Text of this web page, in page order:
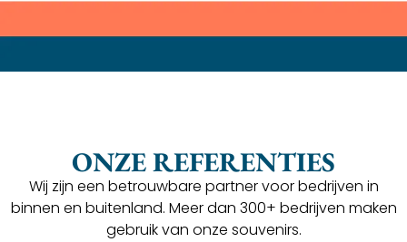
ONZE REFERENTIES
Wij zijn een betrouwbare partner voor bedrijven in
binnen en buitenland. Meer dan 300+ bedrijven maken
gebruik van onze souvenirs.